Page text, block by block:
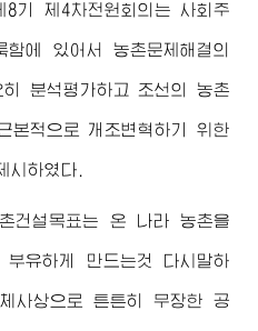
8기 제4차전원회의는 사회주
에 있어서 농촌문제해결의
분석평가하고 조선의 농촌
본적으로 개조변혁하기 위한
시하였다.
건설목표는 온 나라 농촌을
부유하게 만드는것 다시말하
사상으로 튼튼히 무장한 공